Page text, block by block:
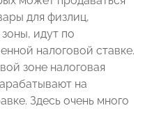
для физлиц,
идут по
налоговой ставке.
зоне налоговая
на
Здесь очень много